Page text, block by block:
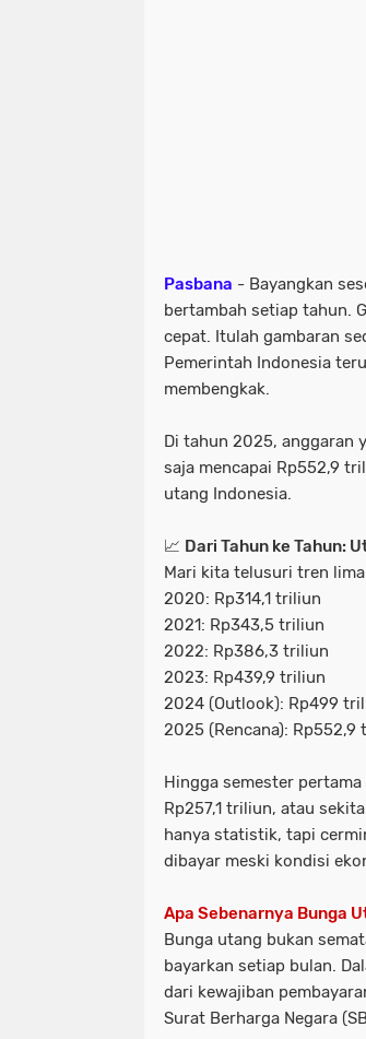
Pasbana - Bayangkan
bertambah setiap tahun.
cepat. Itulah gambaran
Pemerintah Indonesia
membengkak.
Di tahun 2025, anggaran
saja mencapai Rp552,9
utang Indonesia.
📈 Dari Tahun ke Tahun:
Mari kita telusuri tren
2020: Rp314,1 triliun
2021: Rp343,5 triliun
2022: Rp386,3 triliun
2023: Rp439,9 triliun
2024 (Outlook): Rp499
2025 (Rencana): Rp552,9
Hingga semester
Rp257,1 triliun, atau
hanya statistik, tapi
dibayar meski kondisi
Apa Sebenarnya Bunga
Bunga utang bukan
bayarkan setiap bulan.
dari kewajiban
Surat Berharga Negara